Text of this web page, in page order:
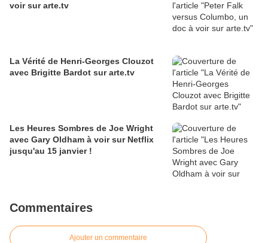
voir sur arte.tv
La Vérité de Henri-Georges Clouzot
avec Brigitte Bardot sur arte.tv
Les Heures Sombres de Joe Wright
avec Gary Oldham à voir sur Netflix
jusqu'au 15 janvier !
Commentaires
Ajouter un commentaire